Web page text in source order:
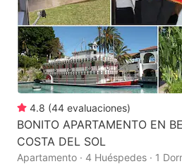
4.8 (44 evaluaciones)
BONITO APARTAMENTO EN
COSTA DEL SOL
Apartamento · 4 Huéspedes · 1